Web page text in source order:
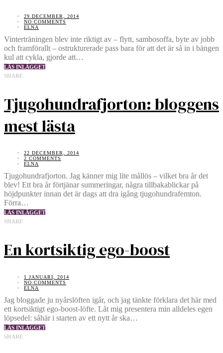
29 DECEMBER, 2014
NO COMMENTS
ELNA
Vinterträningen blev inte riktigt av – flytt, sambosoffa, byte av jobb
och framförallt – ostrukturerade pass bara för att det är så in i bängen
kul att cykla, gjorde att…
LÄS INLÄGGET
SHARE
Tjugohundrafjorton: bloggens
mest lästa
22 DECEMBER, 2014
2 COMMENTS
ELNA
Tjugohundrafjorton. Jag känner mig lite mållös – vilket bra år det
blev! Ett bra år förtjänar summeringar, några tillbakablickar på
höjdpunkter innan det är dags att dra igång tjugohundrafemton.
Förra…
LÄS INLÄGGET
SHARE
En kortsiktig ego-boost
1 JANUARI, 2014
NO COMMENTS
ELNA
Jag bloggade ju nyårslöften igår, och jag tänkte förklara det här med
ett kortsiktigt ego-boost-löfte. Låt mig presentera min alldeles egen
löpsedel: såhär i starten av ett nytt år ska…
LÄS INLÄGGET
SHARE